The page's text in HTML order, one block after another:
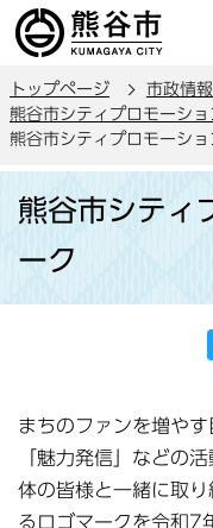
の
ー
ジ
トップページ 市政情報
熊谷市シティプロモーショ
熊谷市シティプロモーショ
か
熊谷市シティ
ーク
まちのファンを増や
「魅力発信」などの
体の皆様と一緒に取
るロゴマークを令和7